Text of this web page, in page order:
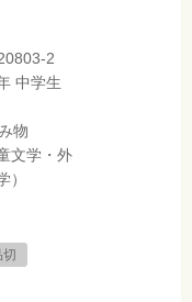
2
中学生
物
文学・外
）